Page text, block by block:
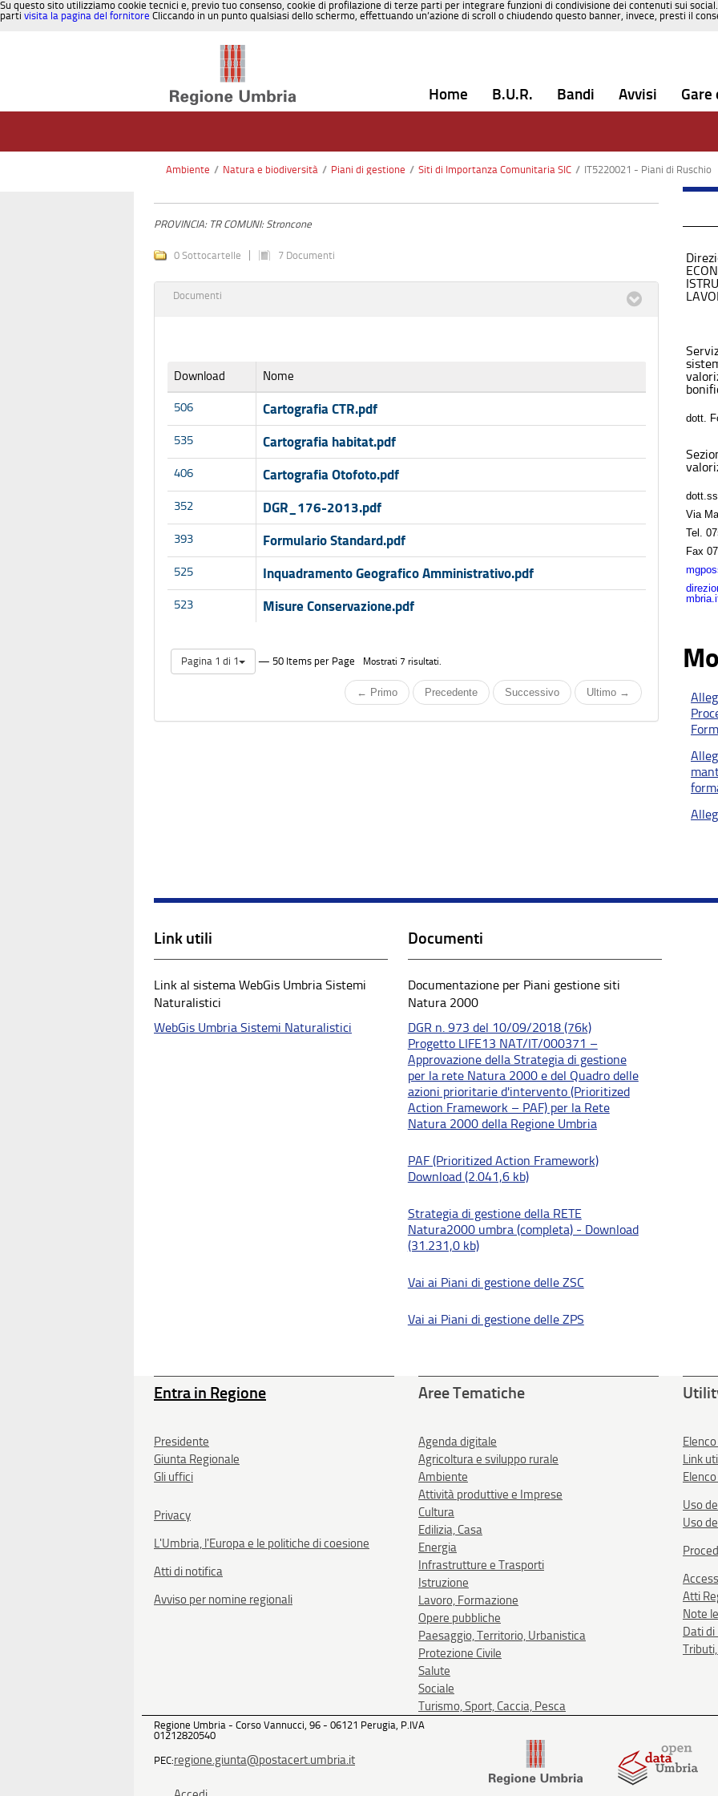
Su questo sito utilizziamo cookie tecnici e, previo tuo consenso, cookie di profilazione di terze parti per integrare funzioni di condivisione dei contenuti sui
parti visita la pagina del fornitore Cliccando in un punto qualsiasi dello schermo, effettuando un’azione di scroll o chiudendo questo banner, invece, presti il
Home B.U.R. Bandi Avvisi Gare
Ambiente / Natura e biodiversità / Piani di gestione / Siti di Importanza Comunitaria SIC / IT5220021 - Piani di Ruschio
PROVINCIA: TR COMUNI: Stroncone
0 Sottocartelle 7 Documenti
Documenti
Download Nome
506 Cartografia CTR.pdf
535 Cartografia habitat.pdf
406 Cartografia Otofoto.pdf
352 DGR_176-2013.pdf
393 Formulario Standard.pdf
525 Inquadramento Geografico Amministrativo.pdf
523 Misure Conservazione.pdf
Pagina 1 di 1 — 50 Items per Page Mostrati 7 risultati.
← Primo Precedente Successivo Ultimo →
dott.
Via
Tel.
Fax
Link utili
Link al sistema WebGis Umbria Sistemi
Naturalistici
WebGis Umbria Sistemi Naturalistici
Documenti
Documentazione per Piani gestione siti
Natura 2000
DGR n. 973 del 10/09/2018 (76k)
Progetto LIFE13 NAT/IT/000371 –
Approvazione della Strategia di gestione
per la rete Natura 2000 e del Quadro delle
azioni prioritarie d'intervento (Prioritized
Action Framework – PAF) per la Rete
Natura 2000 della Regione Umbria
PAF (Prioritized Action Framework)
Download (2.041,6 kb)
Strategia di gestione della RETE
Natura2000 umbra (completa) - Download
(31.231,0 kb)
Vai ai Piani di gestione delle ZSC
Vai ai Piani di gestione delle ZPS
Entra in Regione
Presidente
Giunta Regionale
Gli uffici
Privacy
L'Umbria, l'Europa e le politiche di coesione
Atti di notifica
Avviso per nomine regionali
Aree Tematiche
Agenda digitale
Agricoltura e sviluppo rurale
Ambiente
Attività produttive e Imprese
Cultura
Edilizia, Casa
Energia
Infrastrutture e Trasporti
Istruzione
Lavoro, Formazione
Opere pubbliche
Paesaggio, Territorio, Urbanistica
Protezione Civile
Salute
Sociale
Turismo, Sport, Caccia, Pesca
Link
Uso
Uso
Atti
Note
Dati
Regione Umbria - Corso Vannucci, 96 - 06121 Perugia, P.IVA
01212820540
PEC:regione.giunta@postacert.umbria.it